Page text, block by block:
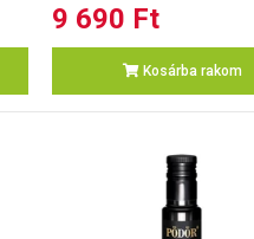
9 690 Ft
Kosárba rakom